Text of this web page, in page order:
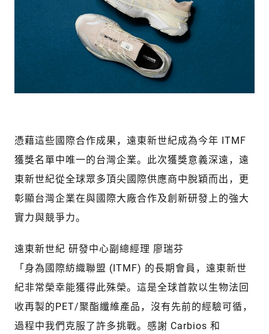
憑藉這些國際合作成果，遠東新世紀成為今年 ITMF
獲獎名單中唯一的台灣企業。此次獲獎意義深遠，遠
東新世紀從全球眾多頂尖國際供應商中脫穎而出，更
彰顯台灣企業在與國際大廠合作及創新研發上的強大
實力與競爭力。
遠東新世紀 研發中心副總經理 廖瑞芬
「身為國際紡織聯盟 (ITMF) 的長期會員，遠東新世
紀非常榮幸能獲得此殊榮。這是全球首款以生物法回
收再製的PET/聚酯纖維產品，沒有先前的經驗可循，
過程中我們克服了許多挑戰。感謝 Carbios 和